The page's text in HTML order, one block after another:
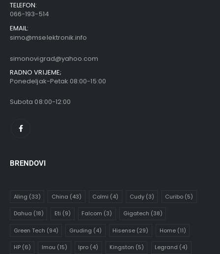
TELEFON:
066-193-514
EMAIL:
simo@mselektronik.info
simonovigrad@yahoo.com
RADNO VRIJEME;
Ponedeljak-Petak 08:00-15:00
Subota 08:00-12:00
BRENDOVI
Aling (33) China (43) Colmi (4) Cudy(3) Curibo (5)
Dahua (18) Eti (9) Falcom (3) Gigatech (38)
Green Tech (94) Gruding (4) Hisense (29) Home(11)
HP(6) Imou (15) Ipro (4) Kingston (5) Legrand (4)